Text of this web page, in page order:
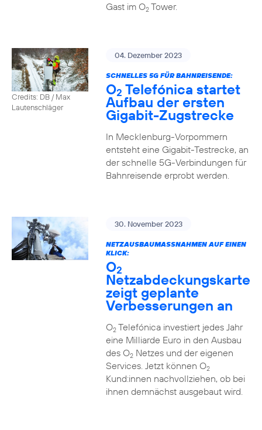
Gast im O2Tower.
Credits: DB / Max
Lautenschläger
04. Dezember 2023
SCHNELLES 5G FÜR BAHNREISENDE:
O2 Telefónica startet
Aufbau der ersten
Gigabit-Zugstrecke
In Mecklenburg-Vorpommern
entsteht eine Gigabit-Testrecke, an
der schnelle 5G-Verbindungen für
Bahnreisende erprobt werden.
30. November 2023
NETZAUSBAUMASSNAHMEN AUF EINEN K
LICK:
O2
Netzabdeckungskarte
zeigt geplante
Verbesserungen an
O2Telefónica investiert jedes Jahr
eine Milliarde Euro in den Ausbau
des O2Netzes und der eigenen
Services. Jetzt können O2
Kund:innen nachvollziehen, ob bei
ihnen demnächst ausgebaut wird.